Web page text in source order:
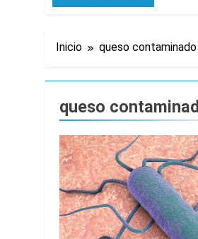
Inicio queso contaminado
queso